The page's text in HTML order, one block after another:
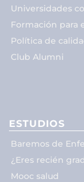
Universidades
Formación para
Política de
Club Alumni
ESTUDIOS
Baremos de
¿Eres recién
Mooc salud